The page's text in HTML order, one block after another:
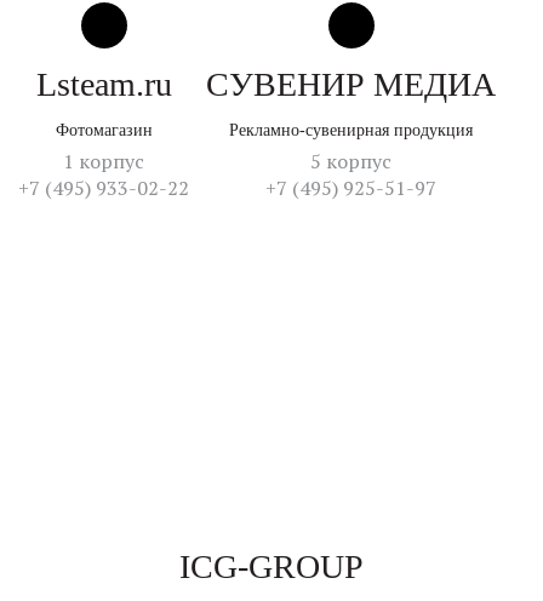
Lsteam.ru
Фотомагазин
1 корпус
+7 (495) 933-02-22
СУВЕНИР МЕДИА
Рекламно-сувенирная продукция
5 корпус
+7 (495) 925-51-97
ICG-GROUP